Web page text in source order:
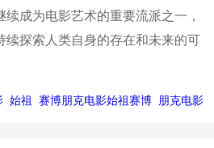
成为电影艺术的重要流派之一，
续探索人类自身的存在和未来的可
始祖 赛博朋克电影始祖赛博
朋克电影